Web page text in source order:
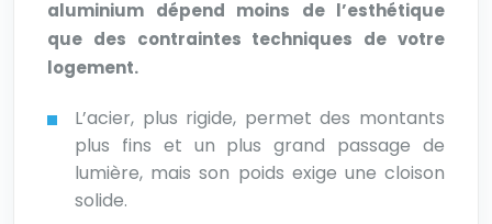
aluminium dépend moins de l’esthétique
que des contraintes techniques de votre
logement.
L’acier, plus rigide, permet des montants
plus fins et un plus grand passage de
lumière, mais son poids exige une cloison
solide.